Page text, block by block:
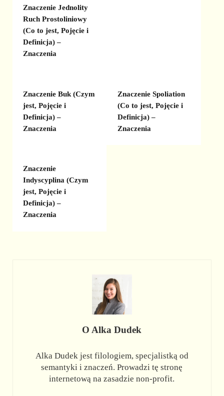
Znaczenie Jednolity
Ruch Prostoliniowy
(Co to jest, Pojęcie i
Definicja) –
Znaczenia
Znaczenie Buk (Czym
jest, Pojęcie i
Definicja) –
Znaczenia
Znaczenie Spoliation
(Co to jest, Pojęcie i
Definicja) –
Znaczenia
Znaczenie
Indyscyplina (Czym
jest, Pojęcie i
Definicja) –
Znaczenia
O Alka Dudek
Alka Dudek jest filologiem, specjalistką od
semantyki i znaczeń. Prowadzi tę stronę
internetową na zasadzie non-profit.